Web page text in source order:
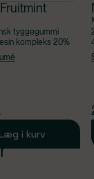
tyggegummi
kompleks 20%
pris
Læg i kurv